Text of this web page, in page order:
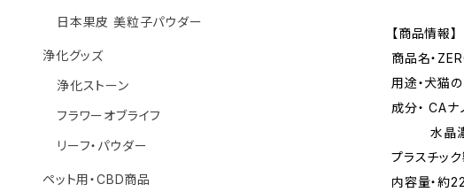
【商品情報】
商品名・
用途・犬猫
成分・ CA
水晶濃
プラスチッ
内容量・約
日本果皮 美粒子パウダー
浄化グッズ
浄化ストーン
フラワーオブライフ
リーフ・パウダー
ペット用・CBD商品